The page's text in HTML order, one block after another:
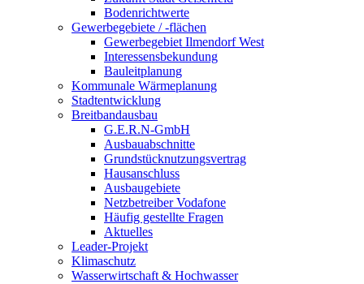
Bodenrichtwerte
Gewerbegebiete / -flächen
Gewerbegebiet Ilmendorf West
Interessensbekundung
Bauleitplanung
Kommunale Wärmeplanung
Stadtentwicklung
Breitbandausbau
G.E.R.N-GmbH
Ausbauabschnitte
Grundstücknutzungsvertrag
Hausanschluss
Ausbaugebiete
Netzbetreiber Vodafone
Häufig gestellte Fragen
Aktuelles
Leader-Projekt
Klimaschutz
Wasserwirtschaft & Hochwasser